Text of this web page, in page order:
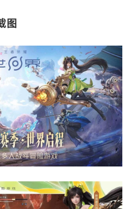
图